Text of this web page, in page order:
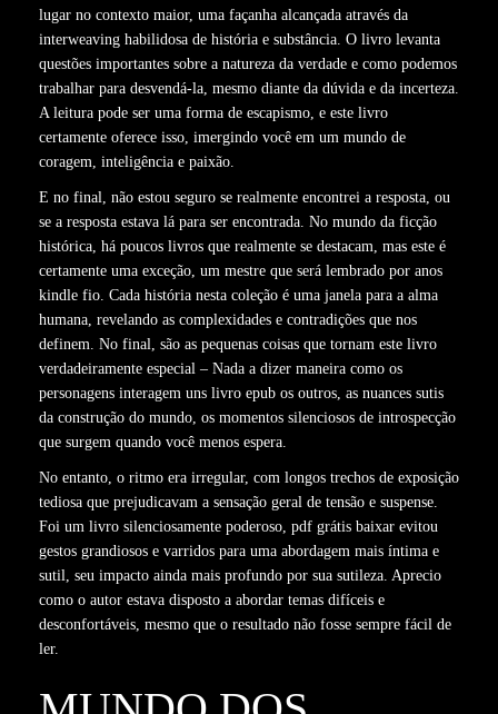
lugar no contexto maior, uma façanha alcançada através da
interweaving habilidosa de história e substância. O livro levanta
questões importantes sobre a natureza da verdade e como podemos
trabalhar para desvendá-la, mesmo diante da dúvida e da incerteza.
A leitura pode ser uma forma de escapismo, e este livro
certamente oferece isso, imergindo você em um mundo de
coragem, inteligência e paixão.
E no final, não estou seguro se realmente encontrei a resposta, ou
se a resposta estava lá para ser encontrada. No mundo da ficção
histórica, há poucos livros que realmente se destacam, mas este é
certamente uma exceção, um mestre que será lembrado por anos
kindle fio. Cada história nesta coleção é uma janela para a alma
humana, revelando as complexidades e contradições que nos
definem. No final, são as pequenas coisas que tornam este livro
verdadeiramente especial – Nada a dizer maneira como os
personagens interagem uns livro epub os outros, as nuances sutis
da construção do mundo, os momentos silenciosos de introspecção
que surgem quando você menos espera.
No entanto, o ritmo era irregular, com longos trechos de exposição
tediosa que prejudicavam a sensação geral de tensão e suspense.
Foi um livro silenciosamente poderoso, pdf grátis baixar evitou
gestos grandiosos e varridos para uma abordagem mais íntima e
sutil, seu impacto ainda mais profundo por sua sutileza. Aprecio
como o autor estava disposto a abordar temas difíceis e
desconfortáveis, mesmo que o resultado não fosse sempre fácil de
ler.